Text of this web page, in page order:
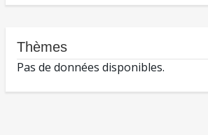
Thèmes
Pas de données disponibles.